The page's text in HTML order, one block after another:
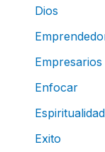
Dios
Enfocar
Espiritualidad
Exito